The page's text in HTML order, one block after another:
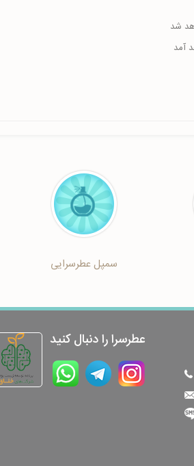
شد
آمد
سمپل عطرسرایی
عطرسرا را دنبال کنید